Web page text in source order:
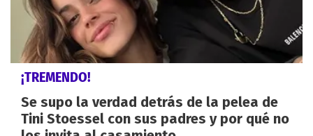
¡TREMENDO!
Se supo la verdad detrás de la pelea de
Tini Stoessel con sus padres y por qué no